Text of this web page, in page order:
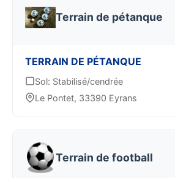
Terrain de pétanque
TERRAIN DE PÉTANQUE
Sol: Stabilisé/cendrée
Le Pontet, 33390 Eyrans
Terrain de football